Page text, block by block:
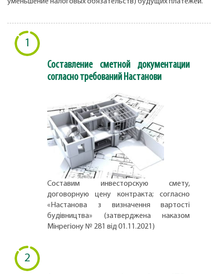
1
Составление сметной документации
согласно требований Настанови
Составим инвесторскую смету,
договорную цену контракта; согласно
«Настанова з визначення вартості
будівництва» (затверджена наказом
Мінрегіону № 281 від 01.11.2021)
2